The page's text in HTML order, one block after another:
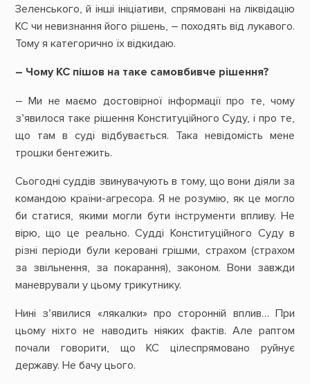
Зеленського, й інші ініціативи, спрямовані на ліквідацію
КС чи невизнання його рішень, – походять від лукавого.
Тому я категорично їх відкидаю.
– Чому КС пішов на таке самовбивче рішення?
– Ми не маємо достовірної інформації про те, чому
з’явилося таке рішення Конституційного Суду, і про те,
що там в суді відбувається. Така невідомість мене
трошки бентежить.
Сьогодні суддів звинувачують в тому, що вони діяли за
командою країни-агресора. Я не розумію, як це могло
би статися, якими могли бути інструменти впливу. Не
вірю, що це реально. Судді Конституційного Суду в
різні періоди були керовані грішми, страхом (страхом
за звільнення, за покарання), законом. Вони завжди
маневрували у цьому трикутнику.
Нині з’явилися «лякалки» про сторонній вплив… При
цьому ніхто не наводить ніяких фактів. Але раптом
почали говорити, що КС цілеспрямовано руйнує
державу. Не бачу цього.